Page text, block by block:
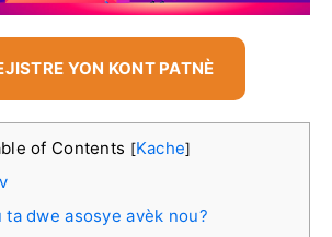
YON KONT PATNÈ
of Contents [Kache]
ta dwe asosye avèk nou?